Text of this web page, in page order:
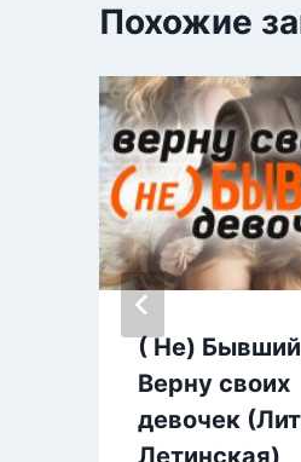
Похожие
( Не)
Верну своих
девочек
Летинская)